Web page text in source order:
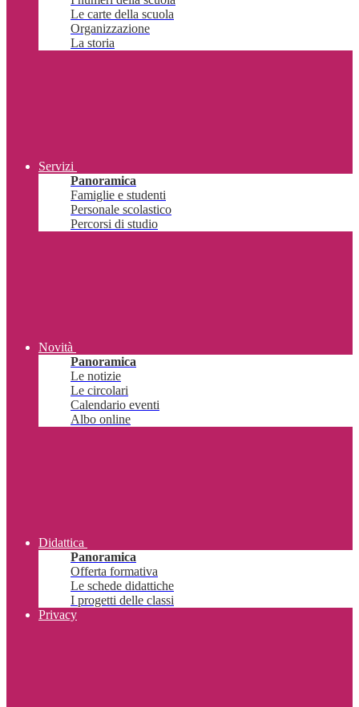
Le carte della scuola
Organizzazione
La storia
Servizi
Panoramica
Famiglie e studenti
Personale scolastico
Percorsi di studio
Novità
Panoramica
Le notizie
Le circolari
Calendario eventi
Albo online
Didattica
Panoramica
Offerta formativa
Le schede didattiche
I progetti delle classi
Privacy